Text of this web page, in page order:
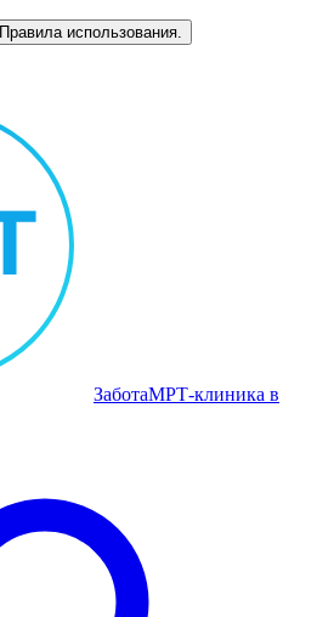
Правила использования.
ЗаботаМРТ‑клиника в